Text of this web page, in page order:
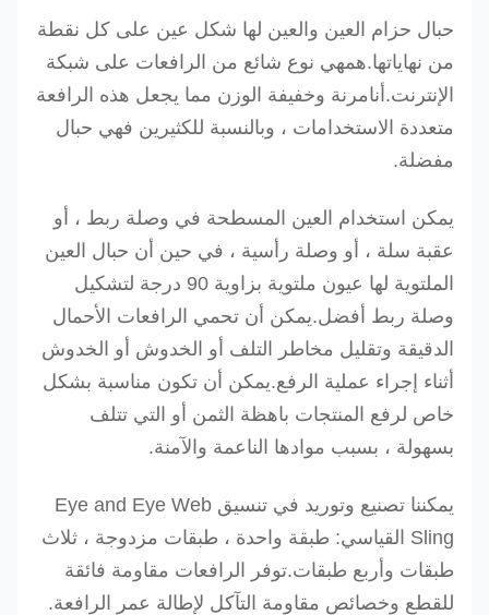
حبال حزام العين والعين لها شكل عين على كل نقطة
من نهاياتها.همهي نوع شائع من الرافعات على شبكة
الإنترنت.أنامرنة وخفيفة الوزن مما يجعل هذه الرافعة
متعددة الاستخدامات ، وبالنسبة للكثيرين فهي حبال
مفضلة.
يمكن استخدام العين المسطحة في وصلة ربط ، أو
عقبة سلة ، أو وصلة رأسية ، في حين أن حبال العين
الملتوية لها عيون ملتوية بزاوية 90 درجة لتشكيل
وصلة ربط أفضل.يمكن أن تحمي الرافعات الأحمال
الدقيقة وتقليل مخاطر التلف أو الخدوش أو الخدوش
أثناء إجراء عملية الرفع.يمكن أن تكون مناسبة بشكل
خاص لرفع المنتجات باهظة الثمن أو التي تتلف
بسهولة ، بسبب موادها الناعمة والآمنة.
يمكننا تصنيع وتوريد في تنسيق Eye and Eye Web
Sling القياسي: طبقة واحدة ، طبقات مزدوجة ، ثلاث
طبقات وأربع طبقات.توفر الرافعات مقاومة فائقة
للقطع وخصائص مقاومة التآكل لإطالة عمر الرافعة.